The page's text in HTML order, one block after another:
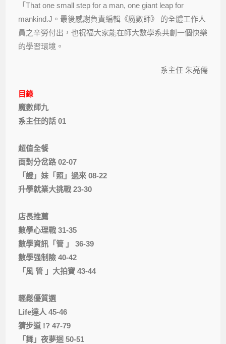
「That one small step for a man, one giant leap for
mankind.J。最後感謝負責編輯《魔數師》 的全體工作人
員之辛勞付出，也祝福大家能在師大數學系共創一個快樂
的學習環境。
系主任 朱亮儒
目錄
魔數師九
系主任的話 01
超值全餐
面對分岔路 02-07
「證」妹「照」過來 08-22
升學就業大挑戰 23-30
店長推薦
數學心理戰 31-35
數學資訊「管 」 36-39
數學强制險 40-42
「風 管 」大拍寶 43-44
輕鬆優質選
Life達人 45-46
猜步道 !? 47-79
「舞」夜夢迴 50-51